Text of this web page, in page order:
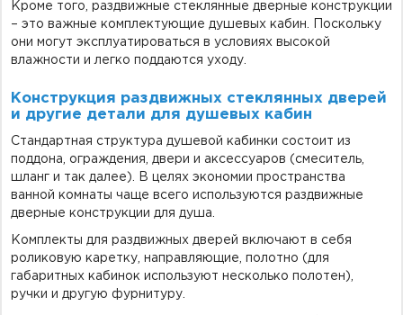
Кроме того, раздвижные стеклянные дверные конструкции
– это важные комплектующие душевых кабин. Поскольку
они могут эксплуатироваться в условиях высокой
влажности и легко поддаются уходу.
Конструкция раздвижных стеклянных дверей
и другие детали для душевых кабин
Стандартная структура душевой кабинки состоит из
поддона, ограждения, двери и аксессуаров (смеситель,
шланг и так далее). В целях экономии пространства
ванной комнаты чаще всего используются раздвижные
дверные конструкции для душа.
Комплекты для раздвижных дверей включают в себя
роликовую каретку, направляющие, полотно (для
габаритных кабинок используют несколько полотен),
ручки и другую фурнитуру.